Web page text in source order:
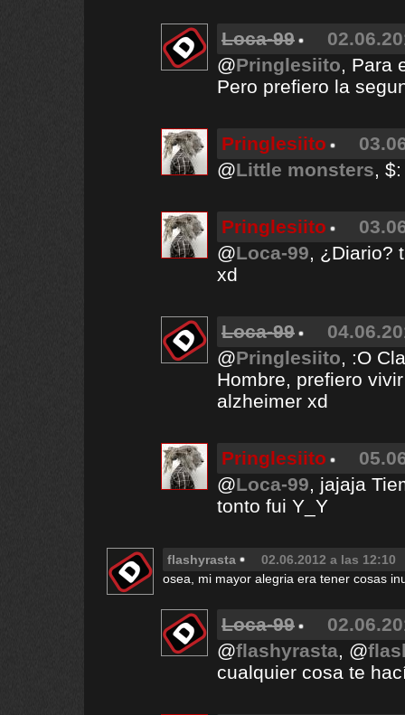
Loca-99
@Pringlesiito, Para
Pero prefiero la
Pringlesiito
@Little monsters, $:
Pringlesiito
@Loca-99, ¿Diario?
xd
Loca-99
@Pringlesiito, :O
Hombre, prefiero
alzheimer xd
Pringlesiito
@Loca-99, jajaja
tonto fui Y_Y
flashyrasta
02.06.2012 a las 12:10
osea, mi mayor alegria era tener cosas
Loca-99
@flashyrasta, @
cualquier cosa te